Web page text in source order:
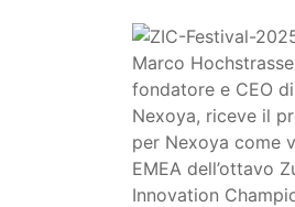
Marco
fondatore e CEO di
Nexoya, riceve il
per Nexoya come
EMEA dell’ottavo
Innovation